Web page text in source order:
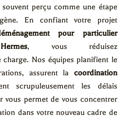
perçu comme une étape
En confiant votre projet
pour particulier
, vous réduisez
charge. Nos équipes planifient le
assurent la coordination
scrupuleusement les délais
vous permet de vous concentrer
dans votre nouveau cadre de